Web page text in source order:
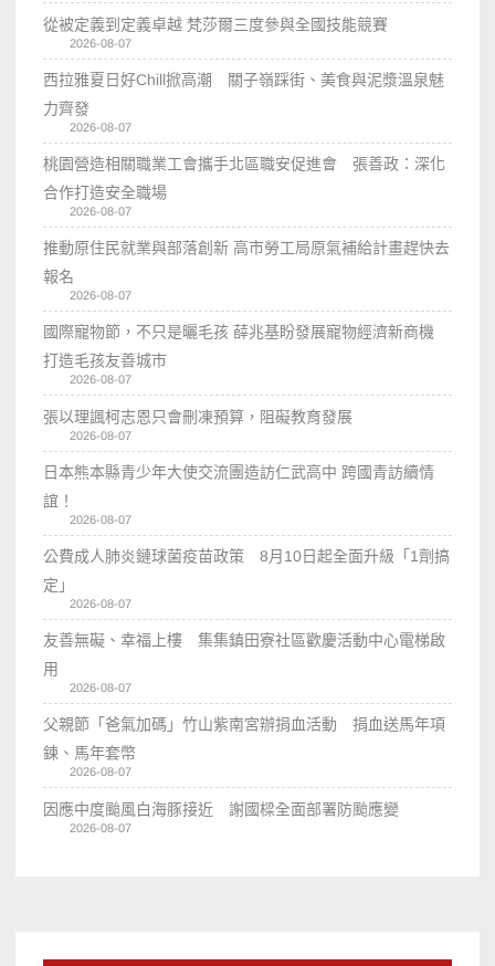
從被定義到定義卓越 梵莎爾三度參與全國技能競賽
2026-08-07
西拉雅夏日好Chill掀高潮 關子嶺踩街、美食與泥漿溫泉魅
力齊發
2026-08-07
桃園營造相關職業工會攜手北區職安促進會 張善政：深化
合作打造安全職場
2026-08-07
推動原住民就業與部落創新 高市勞工局原氣補給計畫趕快去
報名
2026-08-07
國際寵物節，不只是曬毛孩 薛兆基盼發展寵物經濟新商機
打造毛孩友善城市
2026-08-07
張以理諷柯志恩只會刪凍預算，阻礙教育發展
2026-08-07
日本熊本縣青少年大使交流團造訪仁武高中 跨國青訪續情
誼！
2026-08-07
公費成人肺炎鏈球菌疫苗政策 8月10日起全面升級「1劑搞
定」
2026-08-07
友善無礙、幸福上樓 集集鎮田寮社區歡慶活動中心電梯啟
用
2026-08-07
父親節「爸氣加碼」竹山紫南宮辦捐血活動 捐血送馬年項
鍊、馬年套幣
2026-08-07
因應中度颱風白海豚接近 謝國樑全面部署防颱應變
2026-08-07